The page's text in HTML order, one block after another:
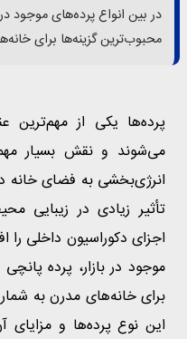
در بین انواع پرده‌های موجود در
محبوب‌ترین گزینه‌ها برای
پرده‌ها یکی از مهم‌ترین
می‌شوند و نقش بسیار
انرژی‌بخشی به فضای خانه
تأثیر زیادی در زیبایی
اجزای دکوراسیون داخلی را
موجود در بازار، پرده
برای خانه‌های مدرن به
این نوع پرده‌ها و مزایای